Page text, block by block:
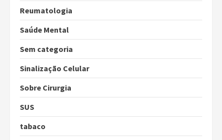
Reumatologia
Saúde Mental
Sem categoria
Sinalização Celular
Sobre Cirurgia
SUS
tabaco